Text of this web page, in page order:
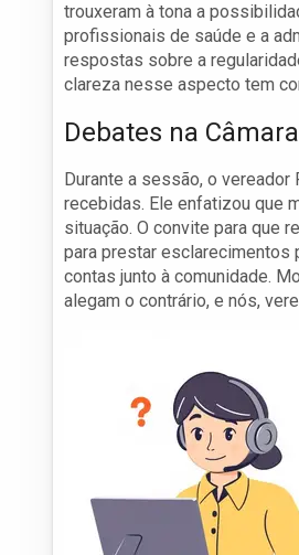
trouxeram à tona a
profissionais de saúde e a
respostas sobre a
clareza nesse aspecto tem
Debates na
Durante a sessão, o
recebidas. Ele enfatizou que
situação. O convite para que
para prestar esclarecimentos
contas junto à comunidade.
alegam o contrário, e nós,